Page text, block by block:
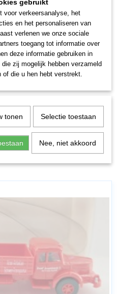
Post Brewery Weiler
gebruikt
voor verkeersanalyse, het
en het personaliseren van
verlenen we onze sociale
toegang tot informatie over
deze informatie gebruiken in
zij mogelijk hebben verzameld
of die u hen hebt verstrekt.
tonen Selectie toestaan
Nee, niet akkoord